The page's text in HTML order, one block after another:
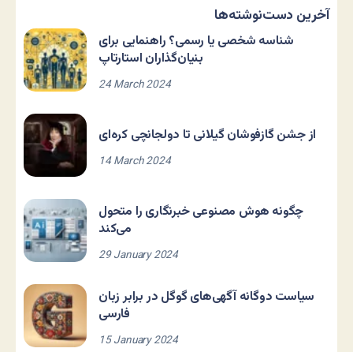
آخرین دست‌نوشته‌ها
شناسه شخصی یا رسمی؟ راهنمایی برای
بنیان‌گذاران استارتاپ
24 March 2024
از جشن گازفوشان گیلانی تا دولجانچی کره‌ای
14 March 2024
چگونه هوش مصنوعی خبرنگاری را متحول
می‌کند
29 January 2024
سیاست دوگانه آگهی‌های گوگل در برابر زبان
فارسی
15 January 2024